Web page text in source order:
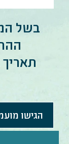
בשל
הגישו